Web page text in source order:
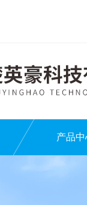
产品中